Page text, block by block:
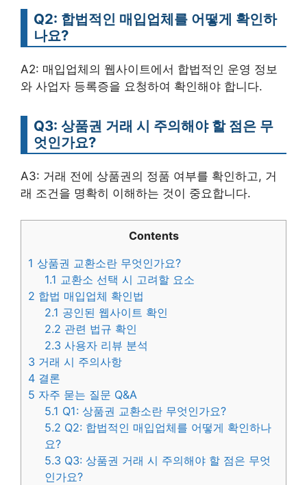
Q2: 합법적인 매입업체를 어떻게 확인하
나요?
A2: 매입업체의 웹사이트에서 합법적인 운영 정보
와 사업자 등록증을 요청하여 확인해야 합니다.
Q3: 상품권 거래 시 주의해야 할 점은 무
엇인가요?
A3: 거래 전에 상품권의 정품 여부를 확인하고, 거
래 조건을 명확히 이해하는 것이 중요합니다.
Contents
1 상품권 교환소란 무엇인가요?
1.1 교환소 선택 시 고려할 요소
2 합법 매입업체 확인법
2.1 공인된 웹사이트 확인
2.2 관련 법규 확인
2.3 사용자 리뷰 분석
3 거래 시 주의사항
4 결론
5 자주 묻는 질문 Q&A
5.1 Q1: 상품권 교환소란 무엇인가요?
5.2 Q2: 합법적인 매입업체를 어떻게 확인하나
요?
5.3 Q3: 상품권 거래 시 주의해야 할 점은 무엇
인가요?